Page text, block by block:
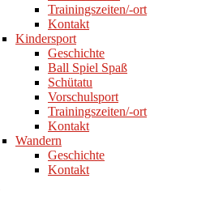
Trainingszeiten/-ort
Kontakt
Kindersport
Geschichte
Ball Spiel Spaß
Schütatu
Vorschulsport
Trainingszeiten/-ort
Kontakt
Wandern
Geschichte
Kontakt